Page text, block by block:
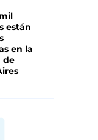
están
en la
de